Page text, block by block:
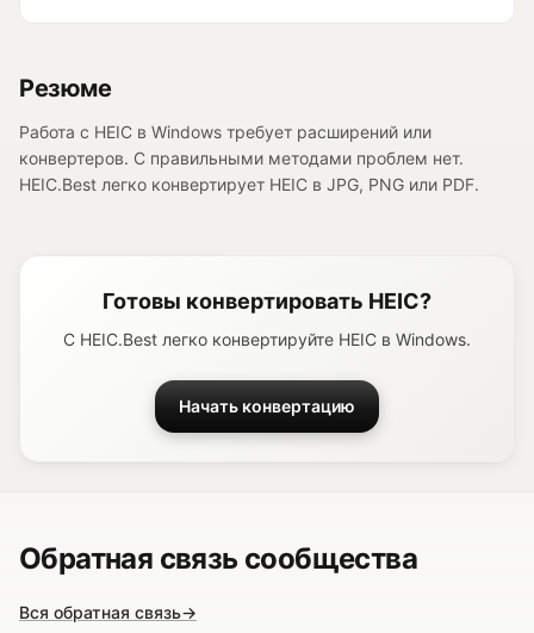
Резюме
Работа с HEIC в Windows требует расширений или
конвертеров. С правильными методами проблем нет.
HEIC.Best легко конвертирует HEIC в JPG, PNG или PDF.
Готовы конвертировать HEIC?
С HEIC.Best легко конвертируйте HEIC в Windows.
Начать конвертацию
Обратная связь сообщества
Вся обратная связь→